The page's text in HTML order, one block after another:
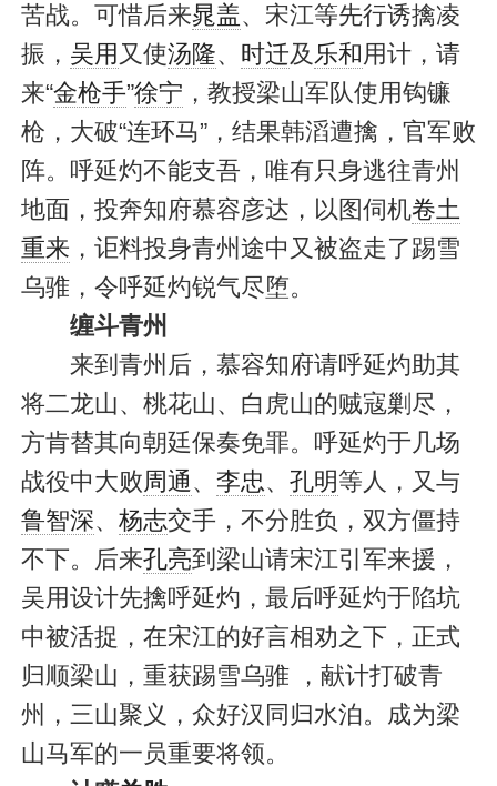
苦战。可惜后来晁盖、宋江等先行诱擒凌
振， 吴用 又使汤隆、 时迁及 乐和用计，请
来“金枪手”徐宁 ，教授梁山军队使用钩镰
枪，大破“连环马”，结果韩滔遭擒，官军败
阵。呼延灼不能支吾，唯有只身逃往青州
地面，投奔知府慕容彦达，以图伺机卷土
重来 ，讵料投身青州途中又被盗走了踢雪
乌骓，令呼延灼锐气尽堕。
缠斗青州
来到青州后，慕容知府请呼延灼助其
将二龙山、桃花山、白虎山的贼寇剿尽，
方肯替其向朝廷保奏免罪。呼延灼于几场
战役中大败周通 、 李忠、 孔明等人，又与
鲁智深、 杨志交手，不分胜负，双方僵持
不下。后来孔亮到梁山请宋江引军来援，
吴用设计先擒呼延灼，最后呼延灼于陷坑
中被活捉，在宋江的好言相劝之下，正式
归顺梁山，重获踢雪乌骓 ，献计打破青
州，三山聚义，众好汉同归水泊。成为梁
山马军的一员重要将领。